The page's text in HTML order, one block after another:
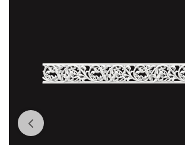
RON (lei)
Limba
English